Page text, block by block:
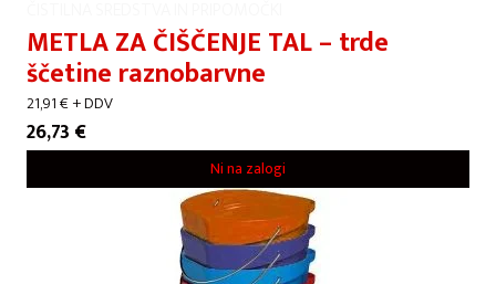
METLA ZA ČIŠČENJE TAL – trde
ščetine raznobarvne
21,91€+ DDV
26,73 €
Ni na zalogi